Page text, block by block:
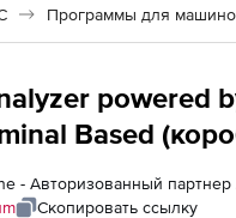
Программы для
powered
Based
- Авторизованный партнер
Скопировать ссылку